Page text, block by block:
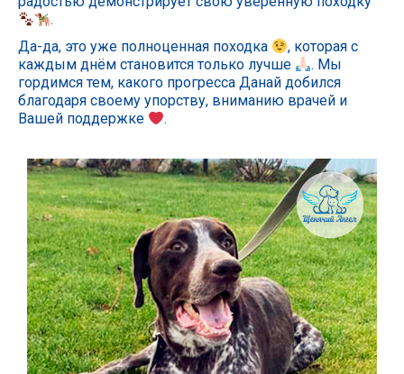
.
Да-да, это уже полноценная походка
, которая с
каждым днём становится только лучше
. Мы
гордимся тем, какого прогресса Данай добился
благодаря своему упорству, вниманию врачей и
Вашей поддержке
.